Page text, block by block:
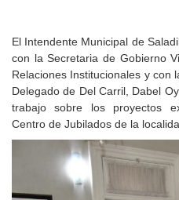
El Intendente Municipal de
con la Secretaria de Gobierno
Relaciones Institucionales y con
Delegado de Del Carril, Dabel
trabajo sobre los proyectos
Centro de Jubilados de la